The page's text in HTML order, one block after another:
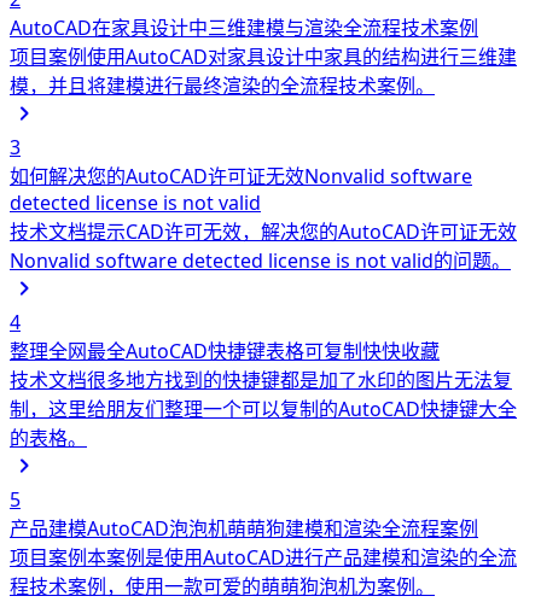
AutoCAD在家具设计中三维建模与渲染全流程技术案例
项目案例使用AutoCAD对家具设计中家具的结构进行三维建
模，并且将建模进行最终渲染的全流程技术案例。
3
如何解决您的AutoCAD许可证无效Nonvalid software
detected license is not valid
技术文档提示CAD许可无效，解决您的AutoCAD许可证无效
Nonvalid software detected license is not valid的问题。
4
整理全网最全AutoCAD快捷键表格可复制快快收藏
技术文档很多地方找到的快捷键都是加了水印的图片无法复
制，这里给朋友们整理一个可以复制的AutoCAD快捷键大全
的表格。
5
产品建模AutoCAD泡泡机萌萌狗建模和渲染全流程案例
项目案例本案例是使用AutoCAD进行产品建模和渲染的全流
程技术案例，使用一款可爱的萌萌狗泡机为案例。